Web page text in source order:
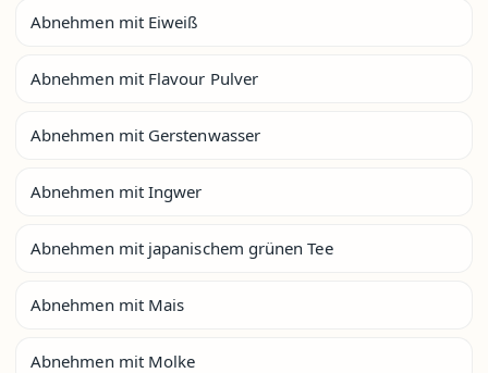
Abnehmen mit Eiweiß
Abnehmen mit Flavour Pulver
Abnehmen mit Gerstenwasser
Abnehmen mit Ingwer
Abnehmen mit japanischem grünen Tee
Abnehmen mit Mais
Abnehmen mit Molke